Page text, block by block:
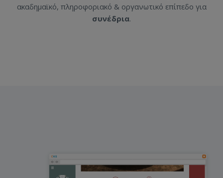
ακαδημαϊκό, πληροφοριακό & οργανωτικό επίπεδο για
συνέδρια.